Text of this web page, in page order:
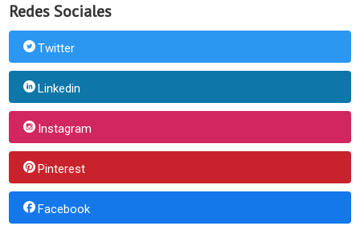
Redes Sociales
Twitter
Linkedin
Instagram
Pinterest
Facebook